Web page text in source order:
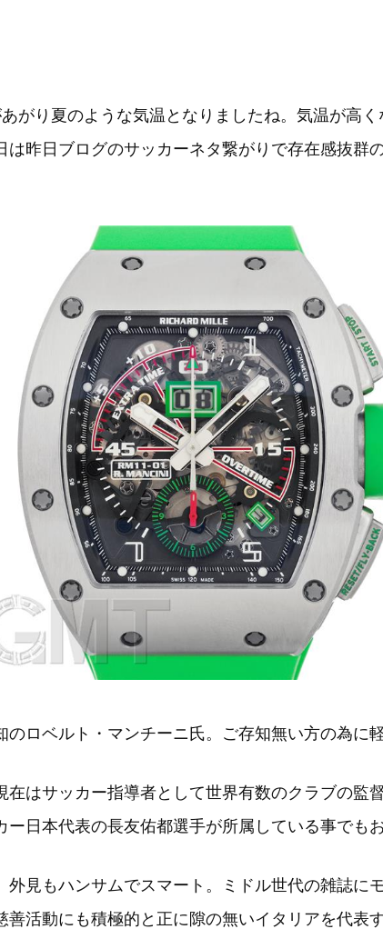
がり夏のような気温となりましたね。気温が高
昨日ブログのサッカーネタ繋がりで存在感抜群
ロベルト・マンチーニ氏。ご存知無い方の為に軽
はサッカー指導者として世界有数のクラブの監
日本代表の長友佑都選手が所属している事でも
見もハンサムでスマート。ミドル世代の雑誌に
活動にも積極的と正に隙の無いイタリアを代表